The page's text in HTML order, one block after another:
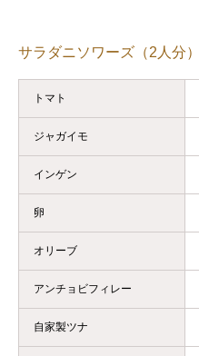
サラダニソワーズ（2人分）
トマト
ジャガイモ
インゲン
卵
オリーブ
アンチョビフィレー
自家製ツナ